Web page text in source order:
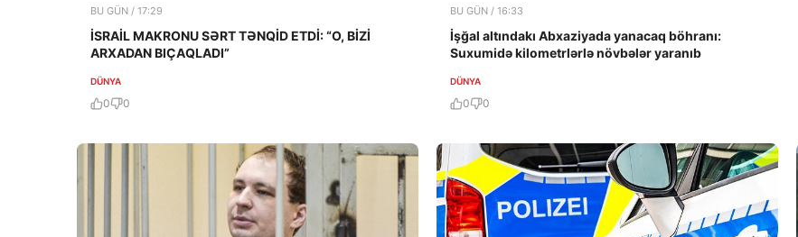
BU GÜN / 17:29
İSRAİL MAKRONU SƏRT TƏNQİD ETDİ: “O, BİZİ
ARXADAN BIÇAQLADI”
DÜNYA
0 0
BU GÜN / 16:33
İşğal altındakı Abxaziyada yanacaq böhranı:
Suxumidə kilometrlərlə növbələr yaranıb
DÜNYA
0 0